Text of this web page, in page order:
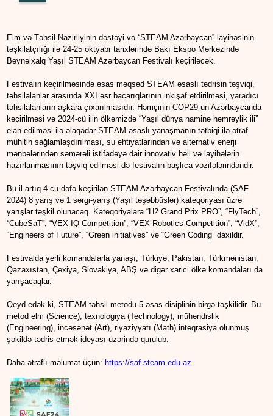
Elm və Təhsil Nazirliyinin dəstəyi və “STEAM Azərbaycan” layihəsinin
təşkilatçılığı ilə 24-25 oktyabr tarixlərində Bakı Ekspo Mərkəzində
Beynəlxalq Yaşıl STEAM Azərbaycan Festivalı keçiriləcək.
Festivalın keçirilməsində əsas məqsəd STEAM əsaslı tədrisin təşviqi,
təhsilalanlar arasında XXI əsr bacarıqlarının inkişaf etdirilməsi, yaradıcı
təhsilalanların aşkara çıxarılmasıdır. Həmçinin COP29-un Azərbaycanda
keçirilməsi və 2024-cü ilin ölkəmizdə “Yaşıl dünya naminə həmrəylik ili”
elan edilməsi ilə əlaqədar STEAM əsaslı yanaşmanın tətbiqi ilə ətraf
mühitin sağlamlaşdırılması, su ehtiyatlarından və alternativ enerji
mənbələrindən səmərəli istifadəyə dair innovativ həll və layihələrin
hazırlanmasının təşviq edilməsi də festivalın başlıca vəzifələrindəndir.
Bu il artıq 4-cü dəfə keçirilən STEAM Azərbaycan Festivalında (SAF
2024) 8 yarış və 1 sərgi-yarış (Yaşıl təşəbbüslər) kateqoriyası üzrə
yarışlar təşkil olunacaq. Kateqoriyalara “H2 Grand Prix PRO”, “FlyTech”,
“CubeSaT”, “VEX IQ Competition”, “VEX Robotics Competition”, “VidX”,
“Engineers of Future”, “Green initiatives” və “Green Coding” daxildir.
Festivalda yerli komandalarla yanaşı, Türkiyə, Pakistan, Türkmənistan,
Qazaxıstan, Çexiya, Slovakiya, ABŞ və digər xarici ölkə komandaları da
yarışacaqlar.
Qeyd edək ki, STEAM təhsil metodu 5 əsas disiplinin birgə təşkilidir. Bu
metod elm (Science), texnologiya (Technology), mühəndislik
(Engineering), incəsənət (Art), riyaziyyatı (Math) inteqrasiya olunmuş
şəkildə tədris etmək ideyası üzərində qurulub.
Daha ətraflı məlumat üçün: https://saf.steam.edu.az